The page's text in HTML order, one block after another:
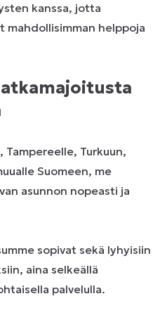
kanssa, jotta
mahdollisimman helppoja
Turkuun,
Suomeen, me
asunnon nopeasti ja
sopivat sekä lyhyisiin
aina selkeällä
palvelulla.